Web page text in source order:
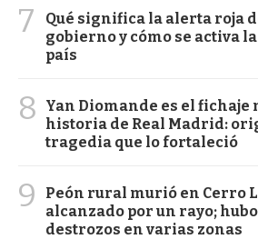
7
Qué significa la alerta roja
gobierno y cómo se activa
país
8
Yan Diomande es el fichaje
historia de Real Madrid:
tragedia que lo fortaleció
9
Peón rural murió en Cerro
alcanzado por un rayo;
destrozos en varias zonas